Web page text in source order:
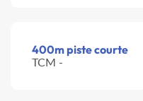
400m piste courte
TCM -